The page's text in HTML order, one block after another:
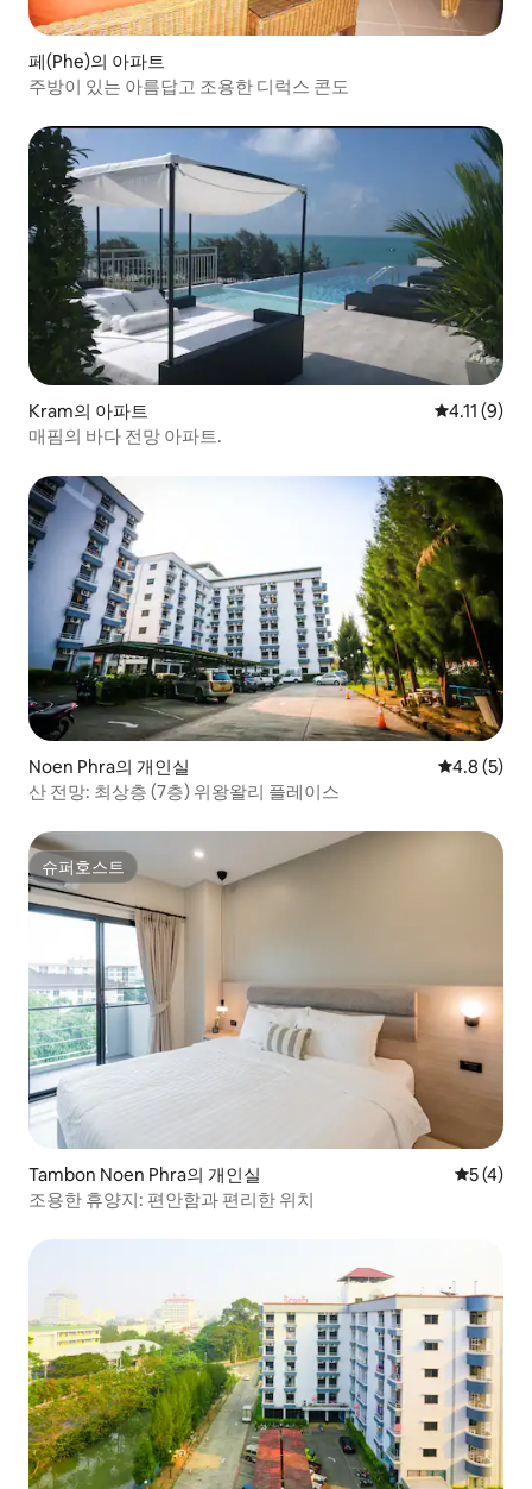
페(Phe)의 아파트
주방이 있는 아름답고 조용한 디럭스 콘도
Kram의 아파트 평점 4.11점
4.11 (9)
매핌의 바다 전망 아파트.
Noen Phra의 개인실 평점 4.8점
4.8 (5)
산 전망: 최상층 (7층) 위왕왈리 플레이스
슈퍼호스트
슈퍼호스트
Tambon Noen Phra의 개인실 평점 5점
5 (4)
조용한 휴양지: 편안함과 편리한 위치